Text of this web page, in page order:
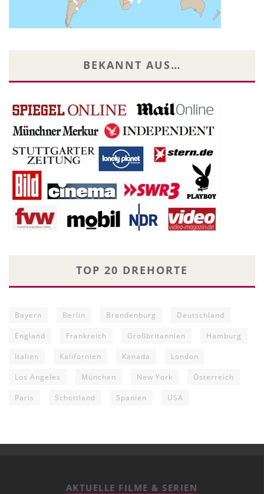
BEKANNT AUS…
TOP 20 DREHORTE
Bayern Berlin Brandenburg Deutschland
England Frankreich Großbritannien Hamburg
Italien Kalifornien Kanada London
Los Angeles München New York Österreich
Paris Schottland Spanien USA
AKTUELLE FILME & SERIEN